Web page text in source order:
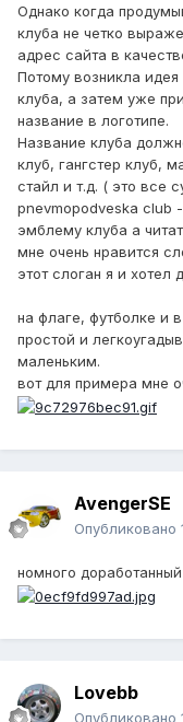
Однако когда
клуба не четко
адрес сайта в
Потому возникла
клуба, а затем уже
название в логотипе.
Название клуба
клуб, гангстер клуб,
стайл и т.д. ( это все
pnevmopodveska club
эмблему клуба а
мне очень нравится
этот слоган я и хотел
на флаге, футболке и
простой и
маленьким.
вот для примера мне
AvengerSE
Опубликовано
номного
Lovebb
Опубликовано